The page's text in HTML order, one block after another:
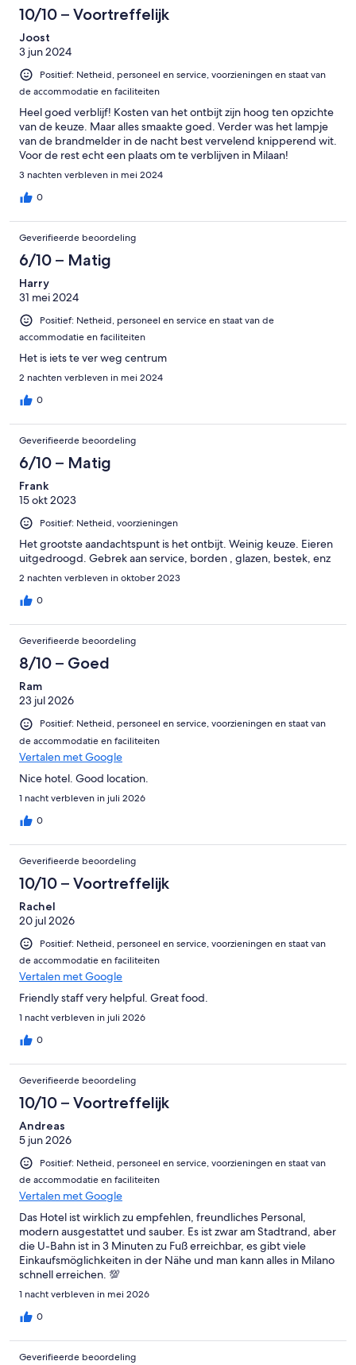
10/10 – Voortreffelijk
Joost
3 jun 2024
Positief: Netheid, personeel en service, voorzieningen en staat van
de accommodatie en faciliteiten
Heel goed verblijf! Kosten van het ontbijt zijn hoog ten opzichte
van de keuze. Maar alles smaakte goed. Verder was het lampje
van de brandmelder in de nacht best vervelend knipperend wit.
Voor de rest echt een plaats om te verblijven in Milaan!
3 nachten verbleven in mei 2024
0
Geverifieerde beoordeling
6/10 – Matig
Harry
31 mei 2024
Positief: Netheid, personeel en service en staat van de
accommodatie en faciliteiten
Het is iets te ver weg centrum
2 nachten verbleven in mei 2024
0
Geverifieerde beoordeling
6/10 – Matig
Frank
15 okt 2023
Positief: Netheid, voorzieningen
Het grootste aandachtspunt is het ontbijt. Weinig keuze. Eieren
uitgedroogd. Gebrek aan service, borden , glazen, bestek, enz
2 nachten verbleven in oktober 2023
0
Geverifieerde beoordeling
8/10 – Goed
Ram
23 jul 2026
Positief: Netheid, personeel en service, voorzieningen en staat van
de accommodatie en faciliteiten
Vertalen met Google
Nice hotel. Good location.
1 nacht verbleven in juli 2026
0
Geverifieerde beoordeling
10/10 – Voortreffelijk
Rachel
20 jul 2026
Positief: Netheid, personeel en service, voorzieningen en staat van
de accommodatie en faciliteiten
Vertalen met Google
Friendly staff very helpful. Great food.
1 nacht verbleven in juli 2026
0
Geverifieerde beoordeling
10/10 – Voortreffelijk
Andreas
5 jun 2026
Positief: Netheid, personeel en service, voorzieningen en staat van
de accommodatie en faciliteiten
Vertalen met Google
Das Hotel ist wirklich zu empfehlen, freundliches Personal,
modern ausgestattet und sauber. Es ist zwar am Stadtrand, aber
die U-Bahn ist in 3 Minuten zu Fuß erreichbar, es gibt viele
Einkaufsmöglichkeiten in der Nähe und man kann alles in Milano
schnell erreichen. 💯
1 nacht verbleven in mei 2026
0
Geverifieerde beoordeling